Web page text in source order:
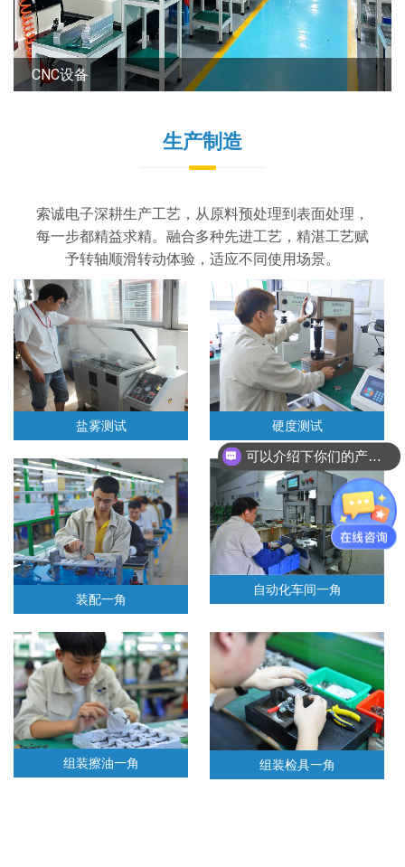
转轴装配车间
生产制造
索诚电子深耕生产工艺，从原料预处理到表面处理，
每一步都精益求精。融合多种先进工艺，精湛工艺赋
予转轴顺滑转动体验，适应不同使用场景。
盐雾测试 硬度测试
装配一角
自动化车间一角
组装擦油一角 组装检具一角
可以介绍下你们的产品么？